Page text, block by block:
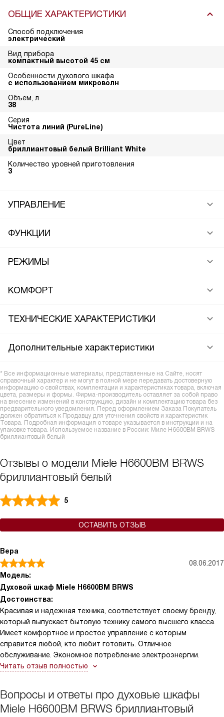
ОБЩИЕ ХАРАКТЕРИСТИКИ
Способ подключения
электрический
Вид прибора
компактный высотой 45 см
Особенности духового шкафа
с использованием микроволн
Объем, л
38
Серия
Чистота линий (PureLine)
Цвет
бриллиантовый белый Brilliant White
Количество уровней приготовления
3
УПРАВЛЕНИЕ
ФУНКЦИИ
РЕЖИМЫ
КОМФОРТ
ТЕХНИЧЕСКИЕ ХАРАКТЕРИСТИКИ
Дополнительные характеристики
* Все информационные материалы, представленные на Сайте, носят
справочный характер и не могут в полной мере передавать достоверную
информацию о свойствах, комплектации и характеристиках товара, включая
цвета, размеры и формы. Фирма-производитель оставляет за собой право
на внесение изменений в конструкцию, дизайн и комплектацию товара без
предварительного уведомления. Перед оформлением Заказа Покупатель
должен обратиться к Продавцу для уточнения свойств и характеристик
Товара. Подробная информация о товаре указывается в инструкции и на
упаковке товара. Используемое название в России: Миле H6600BM BRWS
бриллиантовый белый
Отзывы о модели Miele H6600BM BRWS
бриллиантовый белый
5
ОСТАВИТЬ ОТЗЫВ
Вера
08.06.2017
Модель:
Духовой шкаф Miele H6600BM BRWS
Достоинства:
Красивая и надежная техника, соответствует своему бренду,
который выпускает бытовую технику самого высшего класса.
Имеет комфортное и простое управление с которым
справится любой, кто любит готовить. Отличное
обслуживание. Экономное потребление электроэнергии.
Читать отзыв полностью
Вопросы и ответы про духовые шкафы
Miele H6600BM BRWS бриллиантовый